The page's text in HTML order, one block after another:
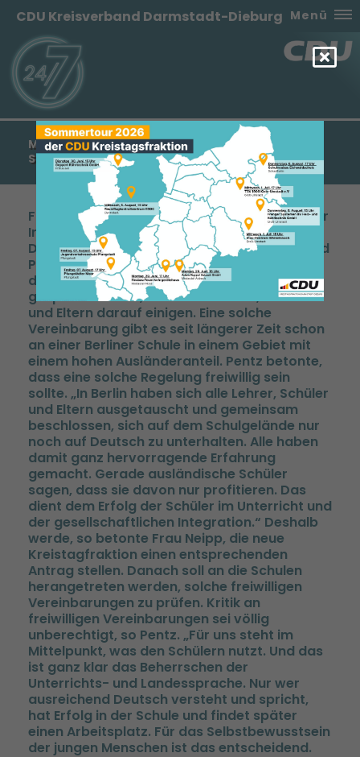
CDU Kreisverband Darmstadt-Dieburg Menü
MANFRED PENTZ: DEUTSCH AUCH AUF DEN
SCHULHÖFEN IM LANDKREIS DA-DI
Freiwillige Vereinbarung wie in Berlin dient der
Integration und dem Schulerfolg der Kinder
Der Kreisvorsitzende der CDU-DA-DI Manfred
Pentz, schlägt vor, dass auf den Schulhöfen
des Landkreises künftig nur Deutsch
gesprochen wird, wenn sich Lehrer, Schüler
und Eltern darauf einigen. Eine solche
Vereinbarung gibt es seit längerer Zeit schon
an einer Berliner Schule in einem Gebiet mit
einem hohen Ausländeranteil. Pentz betonte,
dass eine solche Regelung freiwillig sein
sollte. „In Berlin haben sich alle Lehrer, Schüler
und Eltern ausgetauscht und gemeinsam
beschlossen, sich auf dem Schulgelände nur
noch auf Deutsch zu unterhalten. Alle haben
damit ganz hervorragende Erfahrung
gemacht. Gerade ausländische Schüler
sagen, dass sie davon nur profitieren. Das
dient dem Erfolg der Schüler im Unterricht und
der gesellschaftlichen Integration.“ Deshalb
werde, so betonte Frau Neipp, die neue
Kreistagfraktion einen entsprechenden
Antrag stellen. Danach soll an die Schulen
herangetreten werden, solche freiwilligen
Vereinbarungen zu prüfen. Kritik an
freiwilligen Vereinbarungen sei völlig
unberechtigt, so Pentz. „Für uns steht im
Mittelpunkt, was den Schülern nutzt. Und das
ist ganz klar das Beherrschen der
Unterrichts- und Landessprache. Nur wer
ausreichend Deutsch versteht und spricht,
hat Erfolg in der Schule und findet später
einen Arbeitsplatz. Für das Selbstbewusstsein
der jungen Menschen ist das entscheidend.